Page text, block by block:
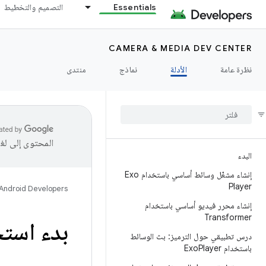
Essentials التصميم والتخطيط
CAMERA & MEDIA DEV CENTER
نظرة عامة
الأدلة نماذج منتدى
البدء
إنشاء مشغّل وسائط أساسي باستخدام Exo
Player
إنشاء محرر فيديو أساسي باستخدام
Transformer
درس تطبيقي حول الترميز: بث الوسائط
باستخدام Exo Player
المحتوى إلى
Developers
بدء